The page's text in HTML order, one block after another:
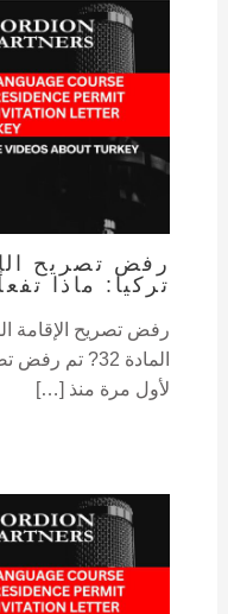
رفض تصريح
تركيا: ماذا تفعل
رفض تصريح الإقامة
المادة 32? تم
لأول مرة منذ […]